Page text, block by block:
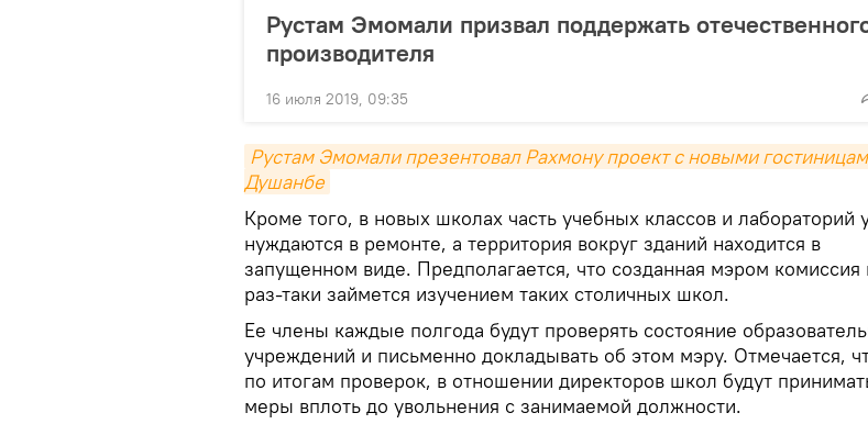
Рустам Эмомали призвал поддержать
производителя
16 июля 2019, 09:35
Рустам Эмомали презентовал Рахмону проект с новыми
Душанбе
Кроме того, в новых школах часть учебных классов и лабораторий
нуждаются в ремонте, а территория вокруг зданий находится в
запущенном виде. Предполагается, что созданная мэром комиссия
раз-таки займется изучением таких столичных школ.
Ее члены каждые полгода будут проверять состояние
учреждений и письменно докладывать об этом мэру. Отмечается,
по итогам проверок, в отношении директоров школ будут
меры вплоть до увольнения с занимаемой должности.